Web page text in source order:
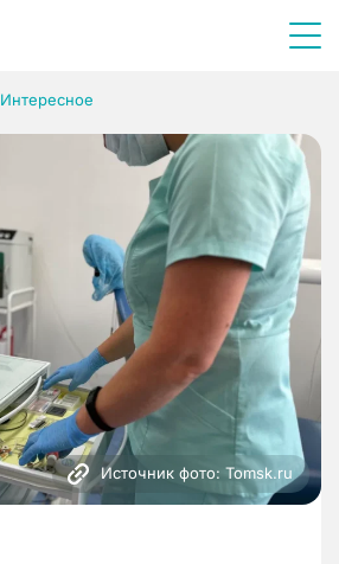
Интересное
Источник фото: Tomsk.ru